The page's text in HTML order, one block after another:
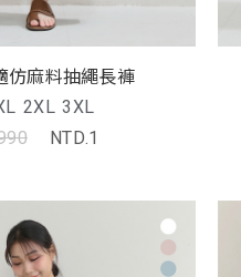
仿麻料抽繩長褲
2XL 3XL
NTD.1